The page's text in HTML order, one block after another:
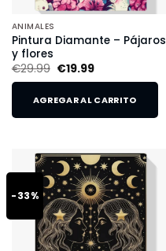
ANIMALES
Pintura Diamante – Pájaros
y flores
€29.99 €19.99
AGREGAR AL CARRITO
-33%